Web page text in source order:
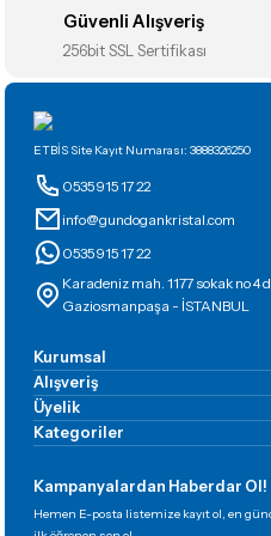
Güvenli Alışveriş
256bit SSL Sertifikası
ETBİS Site Kayıt Numarası: 3888326250
0535 915 17 22
info@gundogankristal.com
0535 915 17 22
Karadeniz mah. 1177 sokak no 4
Gaziosmanpaşa - İSTANBUL
Kurumsal
Alışveriş
Üyelik
Kategoriler
Kampanyalardan Haberdar Ol!
Hemen E-posta listemize kayıt ol, en